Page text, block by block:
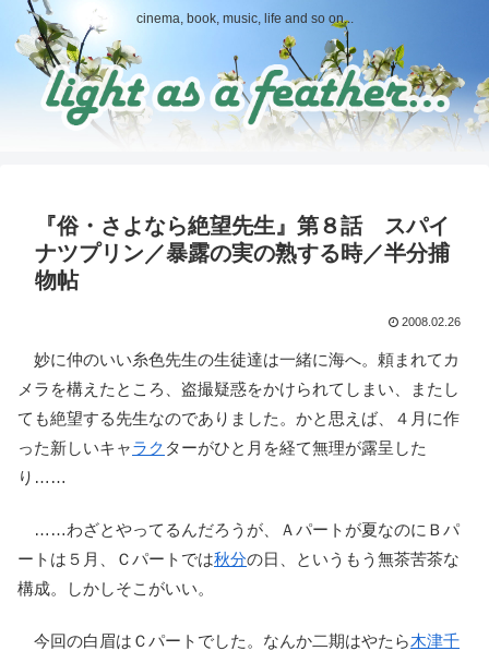
cinema, book, music, life and so on...
『俗・さよなら絶望先生』第８話 スパイ
ナツプリン／暴露の実の熟する時／半分捕
物帖
2008.02.26
妙に仲のいい糸色先生の生徒達は一緒に海へ。頼まれてカ
メラを構えたところ、盗撮疑惑をかけられてしまい、またし
ても絶望する先生なのでありました。かと思えば、４月に作
った新しいキャラク ターがひと月を経て無理が露呈した
り……
……わざとやってるんだろうが、Ａパートが夏なのにＢパ
ートは５月、Ｃパートでは秋分の日、というもう無茶苦茶な
構成。しかしそこがいい。
今回の白眉はＣパートでした。なんか二期はやたら木津千